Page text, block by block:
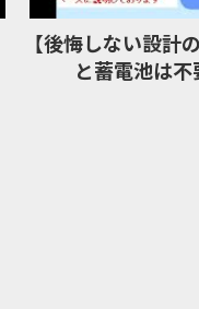
【後悔しない設計
と蓄電池は不